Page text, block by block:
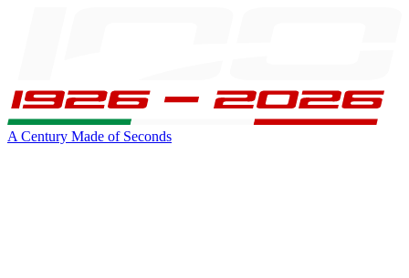
A Century Made of Seconds